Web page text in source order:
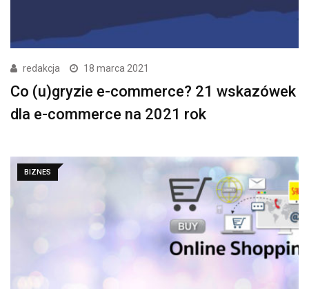
redakcja 18 marca 2021
Co (u)gryzie e-commerce? 21 wskazówek
dla e-commerce na 2021 rok
BIZNES